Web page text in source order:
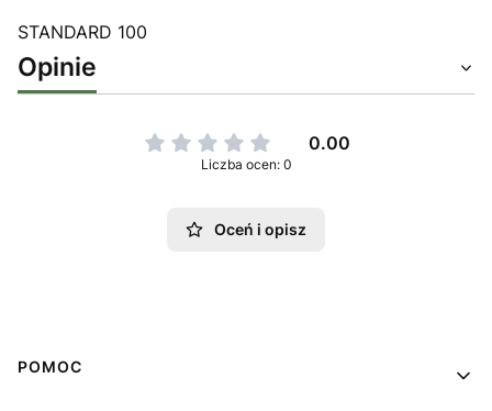
STANDARD 100
Opinie
0.00
Liczba ocen: 0
Oceń i opisz
Linki w stopce
POMOC